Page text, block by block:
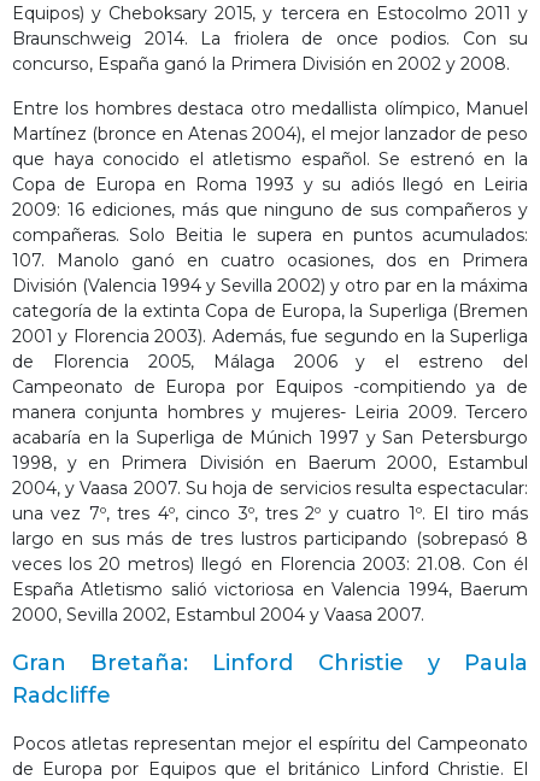
Equipos) y Cheboksary 2015, y tercera en Estocolmo 2011 y
Braunschweig 2014. La friolera de once podios. Con su
concurso, España ganó la Primera División en 2002 y 2008.
Entre los hombres destaca otro medallista olímpico, Manuel
Martínez (bronce en Atenas 2004), el mejor lanzador de peso
que haya conocido el atletismo español. Se estrenó en la
Copa de Europa en Roma 1993 y su adiós llegó en Leiria
2009: 16 ediciones, más que ninguno de sus compañeros y
compañeras. Solo Beitia le supera en puntos acumulados:
107. Manolo ganó en cuatro ocasiones, dos en Primera
División (Valencia 1994 y Sevilla 2002) y otro par en la máxima
categoría de la extinta Copa de Europa, la Superliga (Bremen
2001 y Florencia 2003). Además, fue segundo en la Superliga
de Florencia 2005, Málaga 2006 y el estreno del
Campeonato de Europa por Equipos -compitiendo ya de
manera conjunta hombres y mujeres- Leiria 2009. Tercero
acabaría en la Superliga de Múnich 1997 y San Petersburgo
1998, y en Primera División en Baerum 2000, Estambul
2004, y Vaasa 2007. Su hoja de servicios resulta espectacular:
una vez 7º, tres 4º, cinco 3º, tres 2º y cuatro 1º. El tiro más
largo en sus más de tres lustros participando (sobrepasó 8
veces los 20 metros) llegó en Florencia 2003: 21.08. Con él
España Atletismo salió victoriosa en Valencia 1994, Baerum
2000, Sevilla 2002, Estambul 2004 y Vaasa 2007.
Gran Bretaña: Linford Christie y Paula
Radcliffe
Pocos atletas representan mejor el espíritu del Campeonato
de Europa por Equipos que el británico Linford Christie. El